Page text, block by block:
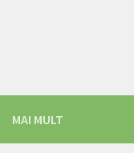
MAI MULT